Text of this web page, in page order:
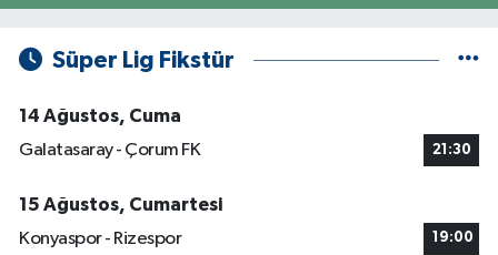
Süper Lig Fikstür
14 Ağustos, Cuma
Galatasaray - Çorum FK
21:30
15 Ağustos, Cumartesi
Konyaspor - Rizespor
19:00